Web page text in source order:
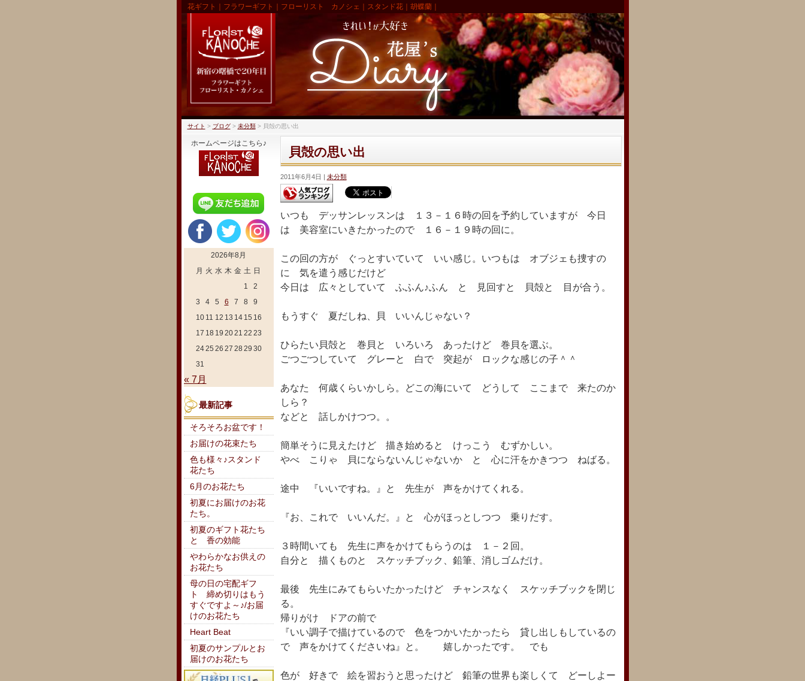
花ギフト｜フラワーギフト｜フローリスト カノシェ｜スタンド花｜胡蝶蘭｜
サイト > ブログ> 未分類> 貝殻の思い出
貝殻の思い出
2011年6月4日 未分類
いつも デッサンレッスンは １３－１６時の回を予約していますが 今日
は 美容室にいきたかったので １６－１９時の回に。
この回の方が ぐっとすいていて いい感じ。いつもは オブジェも捜すの
に 気を遣う感じだけど
今日は 広々としていて ふふん♪ふん と 見回すと 貝殻と 目が合う。
もうすぐ 夏だしね、貝 いいんじゃない？
ひらたい貝殻と 巻貝と いろいろ あったけど 巻貝を選ぶ。
ごつごつしていて グレーと 白で 突起が ロックな感じの子＾＾
あなた 何歳くらいかしら。どこの海にいて どうして ここまで 来たのか
しら？
などと 話しかけつつ。。
簡単そうに見えたけど 描き始めると けっこう むずかしい。
やべ こりゃ 貝にならないんじゃないか と 心に汗をかきつつ ねばる。
途中 『いいですね。』と 先生が 声をかけてくれる。
『お、これで いいんだ。』と 心がほっとしつつ 乗りだす。
３時間いても 先生に声をかけてもらうのは １－２回。
自分と 描くものと スケッチブック、鉛筆、消しゴムだけ。
最後 先生にみてもらいたかったけど チャンスなく スケッチブックを閉じ
る。
帰りがけ ドアの前で
『いい調子で描けているので 色をつかいたかったら 貸し出しもしているの
で 声をかけてくださいね』と。 嬉しかったです。 でも
色が 好きで 絵を習おうと思ったけど 鉛筆の世界も楽しくて どーしよー
ホームページはこちら♪
2026年8月
月 火 水 木 金 土 日
1
2
3
4 5 6 7 8
9
10 11 12 13 14 15 16
17 18 19 2021 22 23
2425 26 27 28 29 30
31
« 7月
最新記事
そろそろお盆です！
お届けの花束たち
色も様々♪スタンド
花たち
6月のお花たち
初夏にお届けのお花
たち。
初夏のギフト花たち
と 香の効能
やわらかなお供えの
お花たち
母の日の宅配ギフ
ト 締め切りはもう
すぐですよ～♪/お届
けのお花たち
Heart Beat
初夏のサンプルとお
届けのお花たち